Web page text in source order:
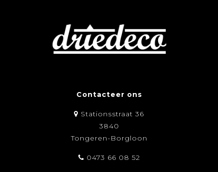
Contacteer ons
Stationsstraat 36
3840
Tongeren-Borgloon
0473 66 08 52